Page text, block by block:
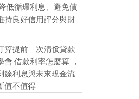
低循環利息、避免債
持良好信用評分與財
算提前一次清償貸款
會 借款利率怎麼算 ，
餘利息與未來現金流
值不值得